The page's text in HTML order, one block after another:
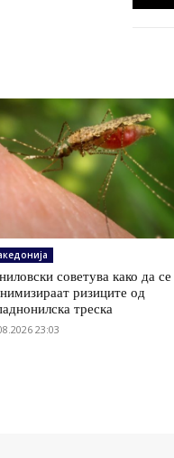
советува како да се
ризиците од
треска
23:03